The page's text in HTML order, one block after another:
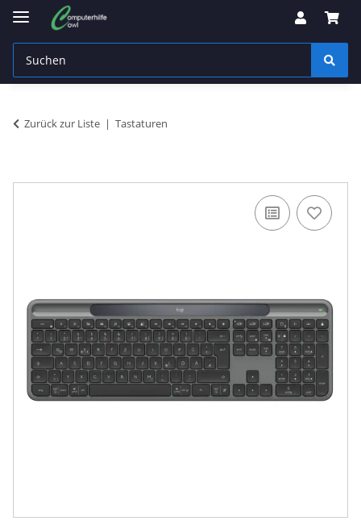
Zurück zur Liste Tastaturen